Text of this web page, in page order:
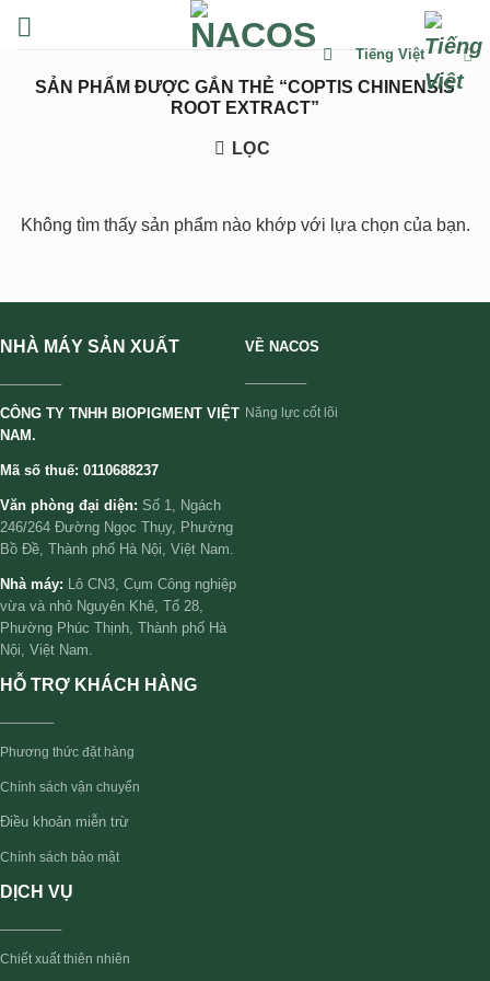
đến
dung
Tiếng Việt
SẢN PHẨM ĐƯỢC GẮN THẺ “COPTIS CHINENSIS
ROOT EXTRACT”
LỌC
Không tìm thấy sản phẩm nào khớp với lựa chọn của bạn.
NHÀ MÁY SẢN XUẤT
CÔNG TY TNHH BIOPIGMENT VIỆT
NAM.
Mã số thuế: 0110688237
Văn phòng đại diện: Số 1, Ngách
246/264 Đường Ngọc Thụy, Phường
Bồ Đề, Thành phố Hà Nội, Việt Nam.
Nhà máy: Lô CN3, Cụm Công nghiệp
vừa và nhỏ Nguyên Khê, Tổ 28,
Phường Phúc Thịnh, Thành phố Hà
Nội, Việt Nam.
VỀ NACOS
Năng lực cốt lõi
HỖ TRỢ KHÁCH HÀNG
Phương thức đặt hàng
Chính sách vận chuyển
Điều khoản miễn trừ
Chính sách bảo mật
DỊCH VỤ
Chiết xuất thiên nhiên